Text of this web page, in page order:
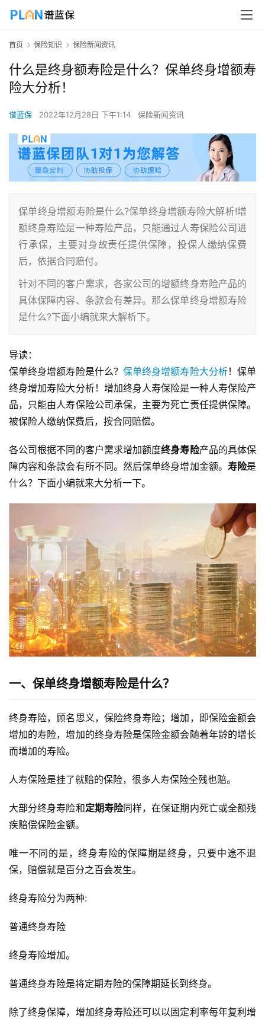
首页 保险知识 保险新闻资讯
什么是终身额寿险是什么？保单终身增额寿
险大分析！
谱蓝保 2022年12月28日 下午1:14 保险新闻资讯
保单终身增额寿险是什么?保单终身增额寿险大解析!增
额终身寿险是一种寿险产品，只能通过人寿保险公司进
行承保，主要对身故责任提供保障，投保人缴纳保费
后，依据合同赔付。
针对不同的客户需求，各家公司的增额终身寿险产品的
具体保障内容、条款会有差异。那么保单终身增额寿险
是什么?下面小编就来大解析下。
导读：
保单终身增额寿险是什么？ 保单终身增额寿险大分析！保单
终身增加寿险大分析！增加终身人寿保险是一种人寿保险产
品，只能由人寿保险公司承保，主要为死亡责任提供保障。
被保险人缴纳保费后，按合同赔偿。
各公司根据不同的客户需求增加额度终身寿险产品的具体保
障内容和条款会有所不同。然后保单终身增加金额。 寿险是
什么？下面小编就来大分析一下。
一、保单终身增额寿险是什么？
终身寿险，顾名思义，保险终身寿险；增加，即保险金额会
增加的寿险，增加的终身寿险是保险金额会随着年龄的增长
而增加的寿险。
人寿保险是挂了就赔的保险，很多人寿保险全残也赔。
大部分终身寿险和定期寿险同样，在保证期内死亡或全额残
疾赔偿保险金额。
唯一不同的是，终身寿险的保障期是终身，只要中途不退
保，赔偿就是百分之百会发生。
终身寿险分为两种:
普通终身寿险
终身寿险增加。
普通终身寿险是将定期寿险的保障期延长到终身。
除了终身保障，增加终身寿险还可以以固定利率每年复利增